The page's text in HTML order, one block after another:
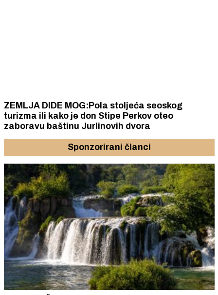
ZEMLJA DIDE MOG:Pola stoljeća seoskog
turizma ili kako je don Stipe Perkov oteo
zaboravu baštinu Jurlinovih dvora
Sponzorirani članci